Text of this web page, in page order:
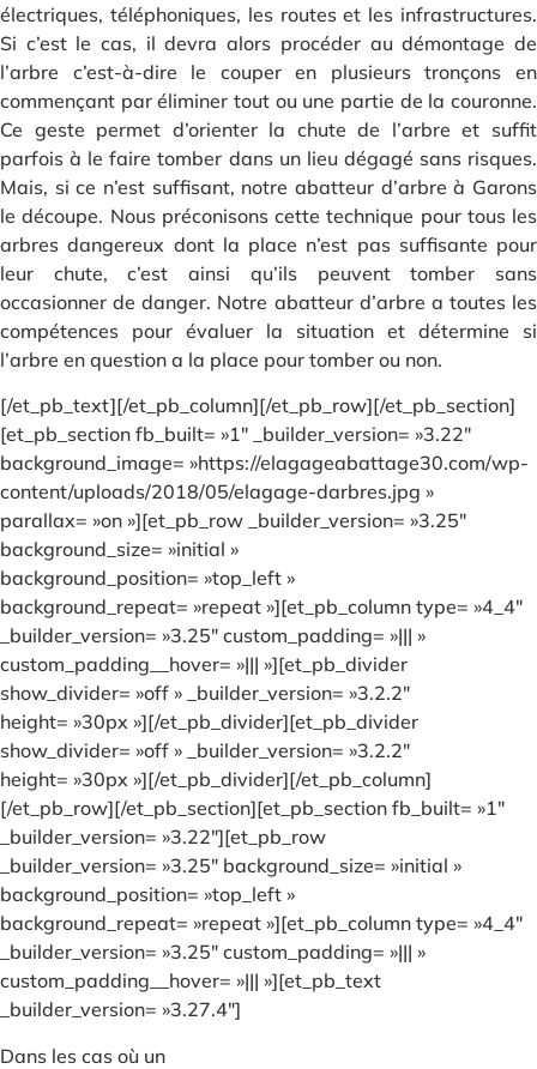
électriques, téléphoniques, les routes et les infrastructures.
Si c’est le cas, il devra alors procéder au démontage de
l’arbre c’est-à-dire le couper en plusieurs tronçons en
commençant par éliminer tout ou une partie de la couronne.
Ce geste permet d’orienter la chute de l’arbre et suffit
parfois à le faire tomber dans un lieu dégagé sans risques.
Mais, si ce n’est suffisant, notre abatteur d’arbre à Garons
le découpe. Nous préconisons cette technique pour tous les
arbres dangereux dont la place n’est pas suffisante pour
leur chute, c’est ainsi qu’ils peuvent tomber sans
occasionner de danger. Notre abatteur d’arbre a toutes les
compétences pour évaluer la situation et détermine si
l’arbre en question a la place pour tomber ou non.
[/et_pb_text][/et_pb_column][/et_pb_row][/et_pb_section]
[et_pb_section fb_built= »1″ _builder_version= »3.22″
background_image= »https://elagageabattage30.com/wp-
content/uploads/2018/05/elagage-darbres.jpg »
parallax= »on »][et_pb_row _builder_version= »3.25″
background_size= »initial »
background_position= »top_left »
background_repeat= »repeat »][et_pb_column type= »4_4″
_builder_version= »3.25″ custom_padding= »||| »
custom_padding__hover= »||| »][et_pb_divider
show_divider= »off » _builder_version= »3.2.2″
height= »30px »][/et_pb_divider][et_pb_divider
show_divider= »off » _builder_version= »3.2.2″
height= »30px »][/et_pb_divider][/et_pb_column]
[/et_pb_row][/et_pb_section][et_pb_section fb_built= »1″
_builder_version= »3.22″][et_pb_row
_builder_version= »3.25″ background_size= »initial »
background_position= »top_left »
background_repeat= »repeat »][et_pb_column type= »4_4″
_builder_version= »3.25″ custom_padding= »||| »
custom_padding__hover= »||| »][et_pb_text
_builder_version= »3.27.4″]
Dans les cas où un